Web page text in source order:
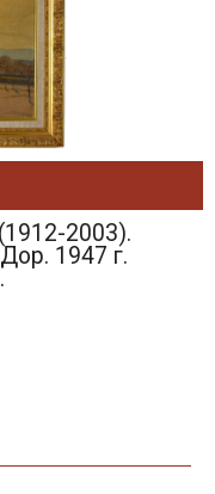
2003).
1947 г.